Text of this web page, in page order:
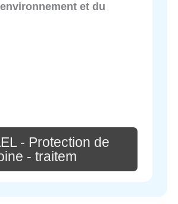
et du
- Protection de
- traitem